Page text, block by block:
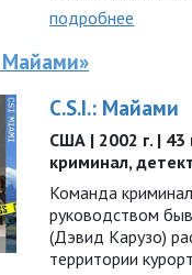
подробнее
Майами»
C.S.I.: Майами
США | 2002 г. | 43
криминал,
Команда
руководством
(Дэвид Карузо)
территории